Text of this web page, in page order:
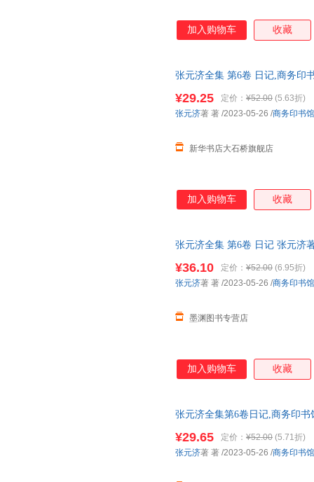
加入购物车 收藏
张元济全集 第6卷 日记,商务印
¥29.25 定价： ¥52.00 (5.63折)
新华书店大石桥旗舰店
张元济著 著 /2023-05-26 /商务印书馆
加入购物车 收藏
张元济全集 第6卷 日记 张元济
¥36.10 定价： ¥52.00 (6.95折)
墨渊图书专营店
张元济著 著 /2023-05-26 /商务印书馆
加入购物车 收藏
张元济全集第6卷日记,商务印
¥29.65 定价： ¥52.00 (5.71折)
张元济著 著 /2023-05-26 /商务印书馆